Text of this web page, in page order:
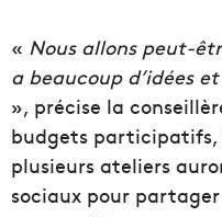
« Nous allons peut-
a beaucoup d’idées
», précise la
budgets participatifs,
plusieurs ateliers
sociaux pour